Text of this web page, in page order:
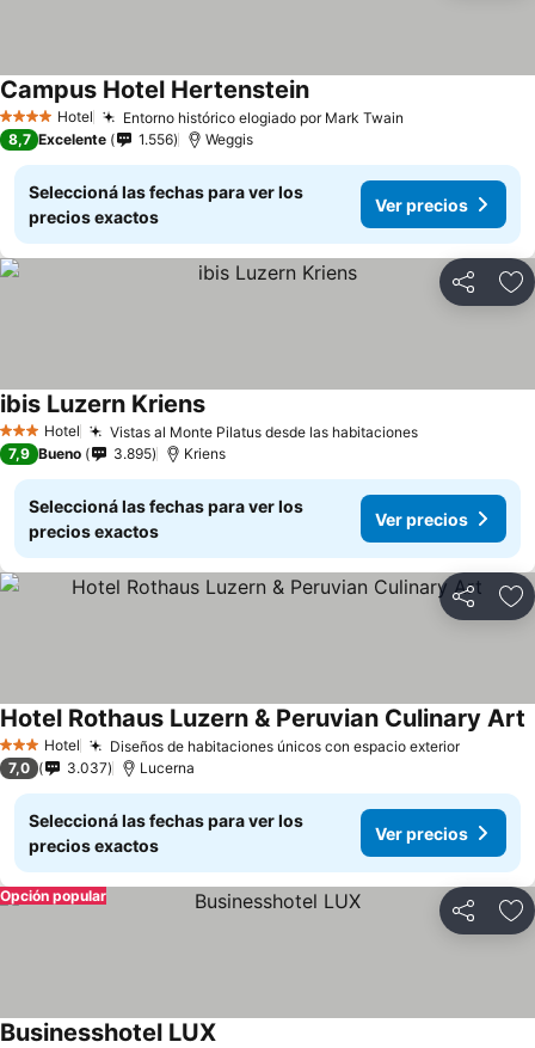
4 EstrellasHotel Entorno histórico elogiado por Mark Twain
Campus Hotel Hertenstein
8,7 Excelente 1.556 Weggis
Seleccioná las fechas para ver los
precios exactos
Ver precios
Compartir
3 Estrellas
Hotel Vistas al Monte Pilatus desde las habitaciones
ibis Luzern Kriens
7,9 Bueno 3.895 Kriens
Seleccioná las fechas para ver los
precios exactos
Ver precios
Compartir
3 Estrellas
Hotel Diseños de habitaciones únicos con espacio exterior
Hotel Rothaus Luzern & Peruvian Culinary Art
7,0 3.037 Lucerna
Seleccioná las fechas para ver los
precios exactos
Ver precios
Compartir
Opción popular
Businesshotel LUX